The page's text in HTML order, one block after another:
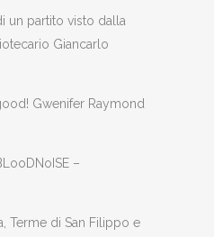
un partito visto dalla
Giancarlo
Gwenifer Raymond
–
Terme di San Filippo e